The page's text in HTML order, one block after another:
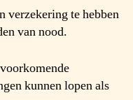
verzekering te hebben
van nood.
kunnen lopen als